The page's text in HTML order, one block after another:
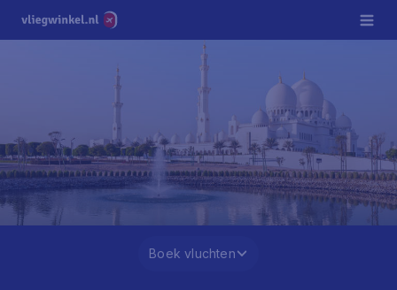
Boek vluchten